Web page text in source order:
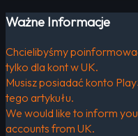
Ważne Informacje
Chcielibyśmy
tylko dla kont w UK.
Musisz posiadać konto
tego artykułu.
We would like to inform
accounts from UK.